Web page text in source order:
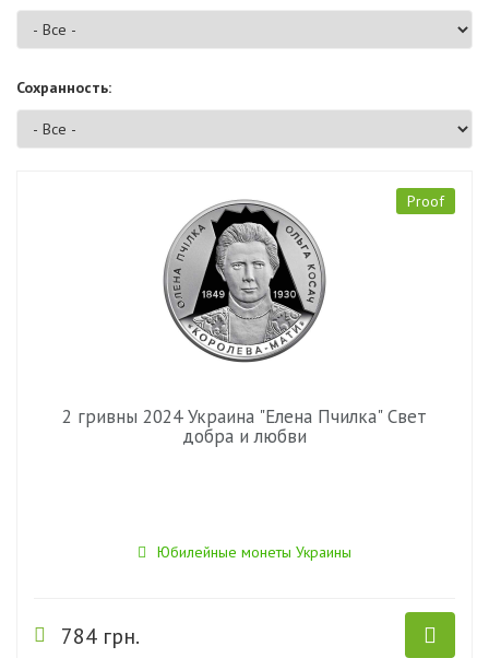
Сохранность:
Proof
2 гривны 2024 Украина "Елена Пчилка" Свет
добра и любви
Юбилейные монеты Украины
784 грн.